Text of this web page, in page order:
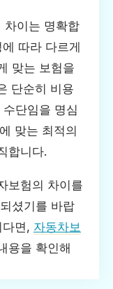
차이는 명확합
따라 다르게
맞는 보험을
단순히 비용
단임을 명심
맞는 최적의
합니다.
보험의 차이를
셨기를 바랍
면, 자동차보
용을 확인해